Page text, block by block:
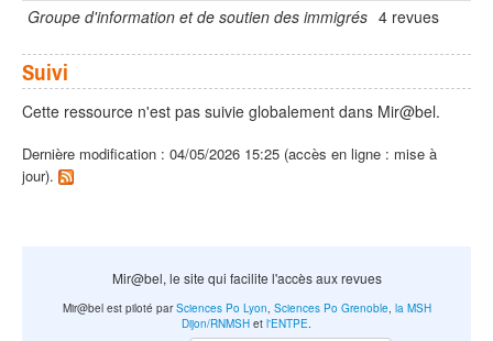
Groupe d'information et de soutien des immigrés 4 revues
Suivi
Cette ressource n'est pas suivie globalement dans Mir@bel.
Dernière modification : 04/05/2026 15:25 (accès en ligne : mise à
jour).
Mir@bel, le site qui facilite l'accès aux revues
Mir@bel est piloté parSciences Po Lyon, Sciences Po Grenoble, la MSH
Dijon/RNMSH et l'ENTPE.